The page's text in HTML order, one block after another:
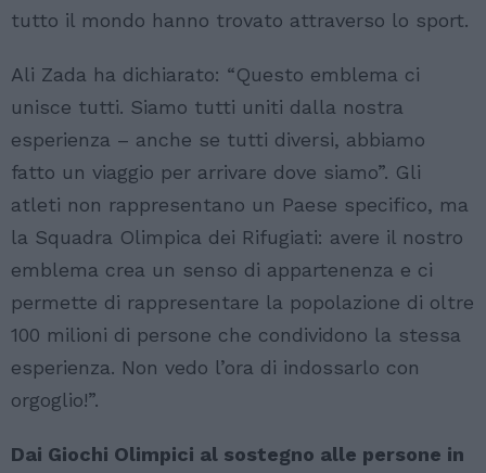
tutto il mondo hanno trovato attraverso lo sport.
Ali Zada ha dichiarato: “Questo emblema ci
unisce tutti. Siamo tutti uniti dalla nostra
esperienza – anche se tutti diversi, abbiamo
fatto un viaggio per arrivare dove siamo”. Gli
atleti non rappresentano un Paese specifico, ma
la Squadra Olimpica dei Rifugiati: avere il nostro
emblema crea un senso di appartenenza e ci
permette di rappresentare la popolazione di oltre
100 milioni di persone che condividono la stessa
esperienza. Non vedo l’ora di indossarlo con
orgoglio!”.
Dai Giochi Olimpici al sostegno alle persone in